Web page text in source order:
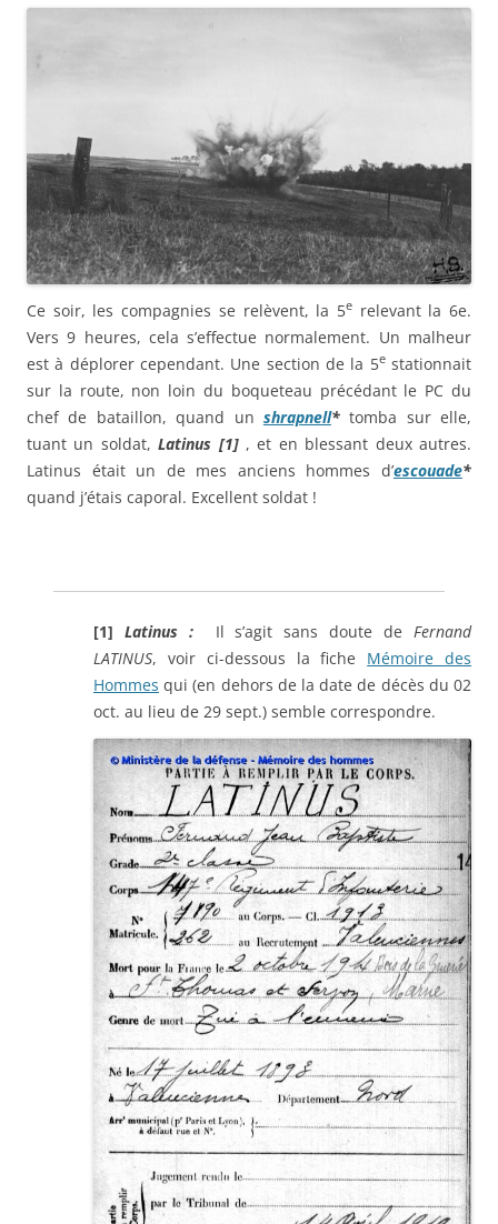
Ce soir, les compagnies se relèvent, la 5erelevant la 6e.
Vers 9 heures, cela s’effectue normalement. Un malheur
est à déplorer cependant. Une section de la 5estationnait
sur la route, non loin du boqueteau précédant le PC du
chef de bataillon, quand un shrapnell* tomba sur elle,
tuant un soldat,Latinus [1] , et en blessant deux autres.
Latinus était un de mes anciens hommes d’escouade*
quand j’étais caporal. Excellent soldat !
[1] Latinus : Il s’agit sans doute de Fernand
LATINUS, voir ci-dessous la fiche Mémoire des
Hommes qui (en dehors de la date de décès du 02
oct. au lieu de 29 sept.) semble correspondre.